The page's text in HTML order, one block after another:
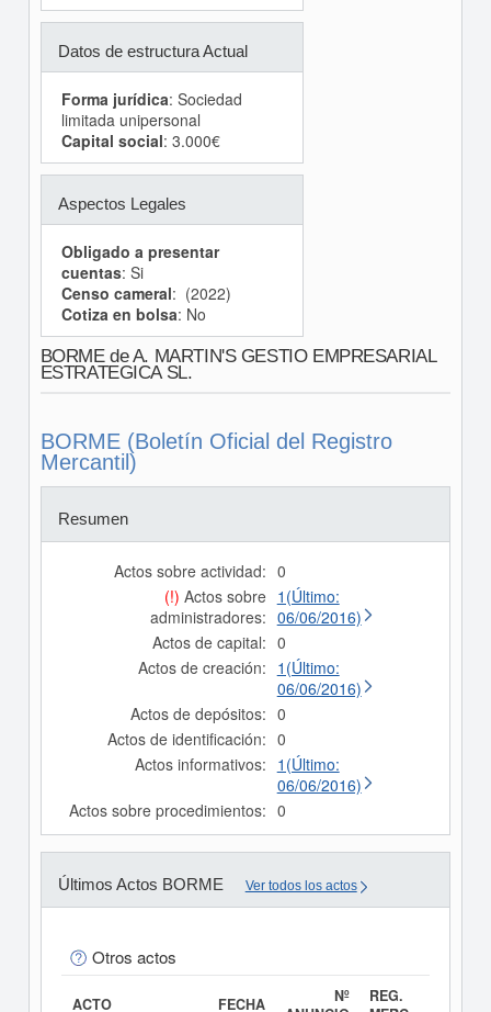
Datos de estructura Actual
Forma jurídica: Sociedad
limitada unipersonal
Capital social: 3.000€
Aspectos Legales
Obligado a presentar
cuentas: Si
Censo cameral: (2022)
Cotiza en bolsa: No
BORME de A. MARTIN'S GESTIO EMPRESARIAL
ESTRATEGICA SL.
BORME (Boletín Oficial del Registro
Mercantil)
Resumen
Actos sobre actividad: 0
(!) Actos sobre
administradores:
1(Último:
06/06/2016)
Actos de capital: 0
Actos de creación: 1(Último:
06/06/2016)
Actos de depósitos: 0
Actos de identificación: 0
Actos informativos: 1(Último:
06/06/2016)
Actos sobre procedimientos: 0
Últimos Actos BORME Ver todos los actos
Otros actos
ACTO FECHA
Nº
REG.